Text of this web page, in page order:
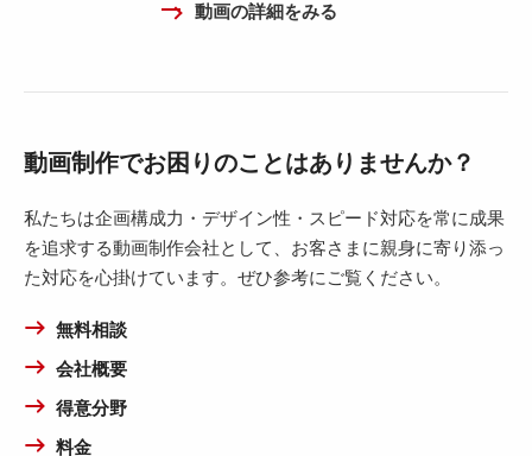
動画の詳細をみる
動画制作でお困りのことはありませんか？
私たちは企画構成力・デザイン性・スピード対応を常に成果
を追求する動画制作会社として、お客さまに親身に寄り添っ
た対応を心掛けています。ぜひ参考にご覧ください。
無料相談
会社概要
得意分野
料金